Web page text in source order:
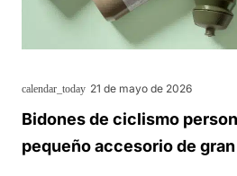
calendar_today 21 de mayo de 2026
Bidones de ciclismo
pequeño accesorio de